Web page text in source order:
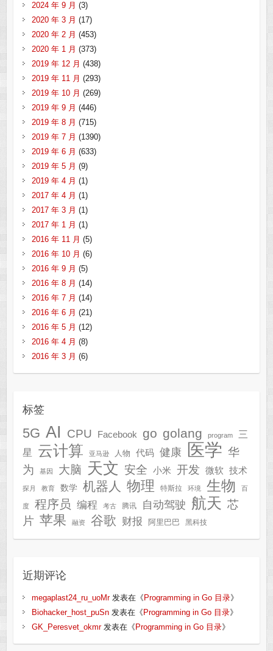
2024 年 9 月 (3)
2020 年 3 月 (17)
2020 年 2 月 (453)
2020 年 1 月 (373)
2019 年 12 月 (438)
2019 年 11 月 (293)
2019 年 10 月 (269)
2019 年 9 月 (446)
2019 年 8 月 (715)
2019 年 7 月 (1390)
2019 年 6 月 (633)
2019 年 5 月 (9)
2019 年 4 月 (1)
2017 年 4 月 (1)
2017 年 3 月 (1)
2017 年 1 月 (1)
2016 年 11 月 (5)
2016 年 10 月 (6)
2016 年 9 月 (5)
2016 年 8 月 (14)
2016 年 7 月 (14)
2016 年 6 月 (21)
2016 年 5 月 (12)
2016 年 4 月 (8)
2016 年 3 月 (6)
标签
5G AI CPU Facebook go golang program
三
星
云计算 亚马逊 人物 代码 健康 医学 华
为
基因 大脑 天文 安全 小米 开发 微软 技术
探月 教育 数学 机器人 物理 特斯拉 环境 生物 百
度 程序员 编程 考古 腾讯 自动驾驶 航天 芯
片 苹果 融资 谷歌 财报 阿里巴巴 黑科技
近期评论
megaplast24_ru_uoMr发表在《 Programming in Go 目录》
Biohacker_host_puSn发表在《 Programming in Go 目录》
GK_Peresvet_okmr发表在《 Programming in Go 目录》